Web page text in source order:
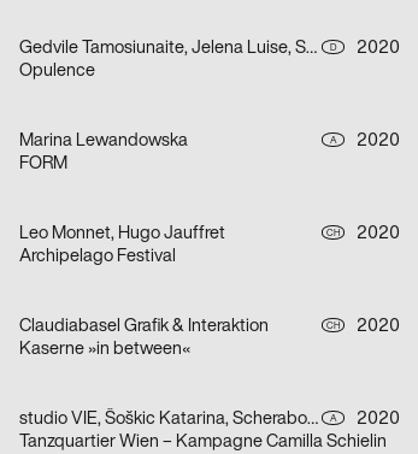
Gedvile Tamosiunaite, Jelena Luise, Shuaitong Zong D
2020
Opulence
Marina Lewandowska A
2020
FORM
Leo Monnet, Hugo Jauffret CH
2020
Archipelago Festival
Claudiabasel Grafik & Interaktion CH
2020
Kaserne »in between«
studio VIE, Šoškic Katarina, Scherabon Herwig A
2020
Tanzquartier Wien – Kampagne Camilla Schielin